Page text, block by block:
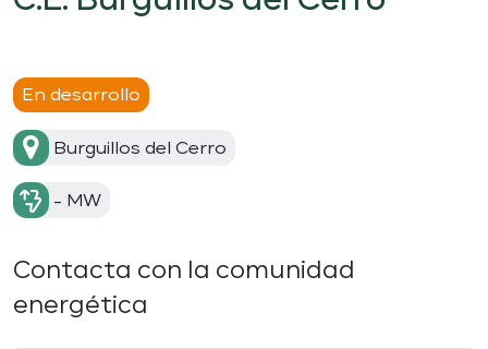
En desarrollo
Burguillos del Cerro
- MW
Contacta con la comunidad
energética